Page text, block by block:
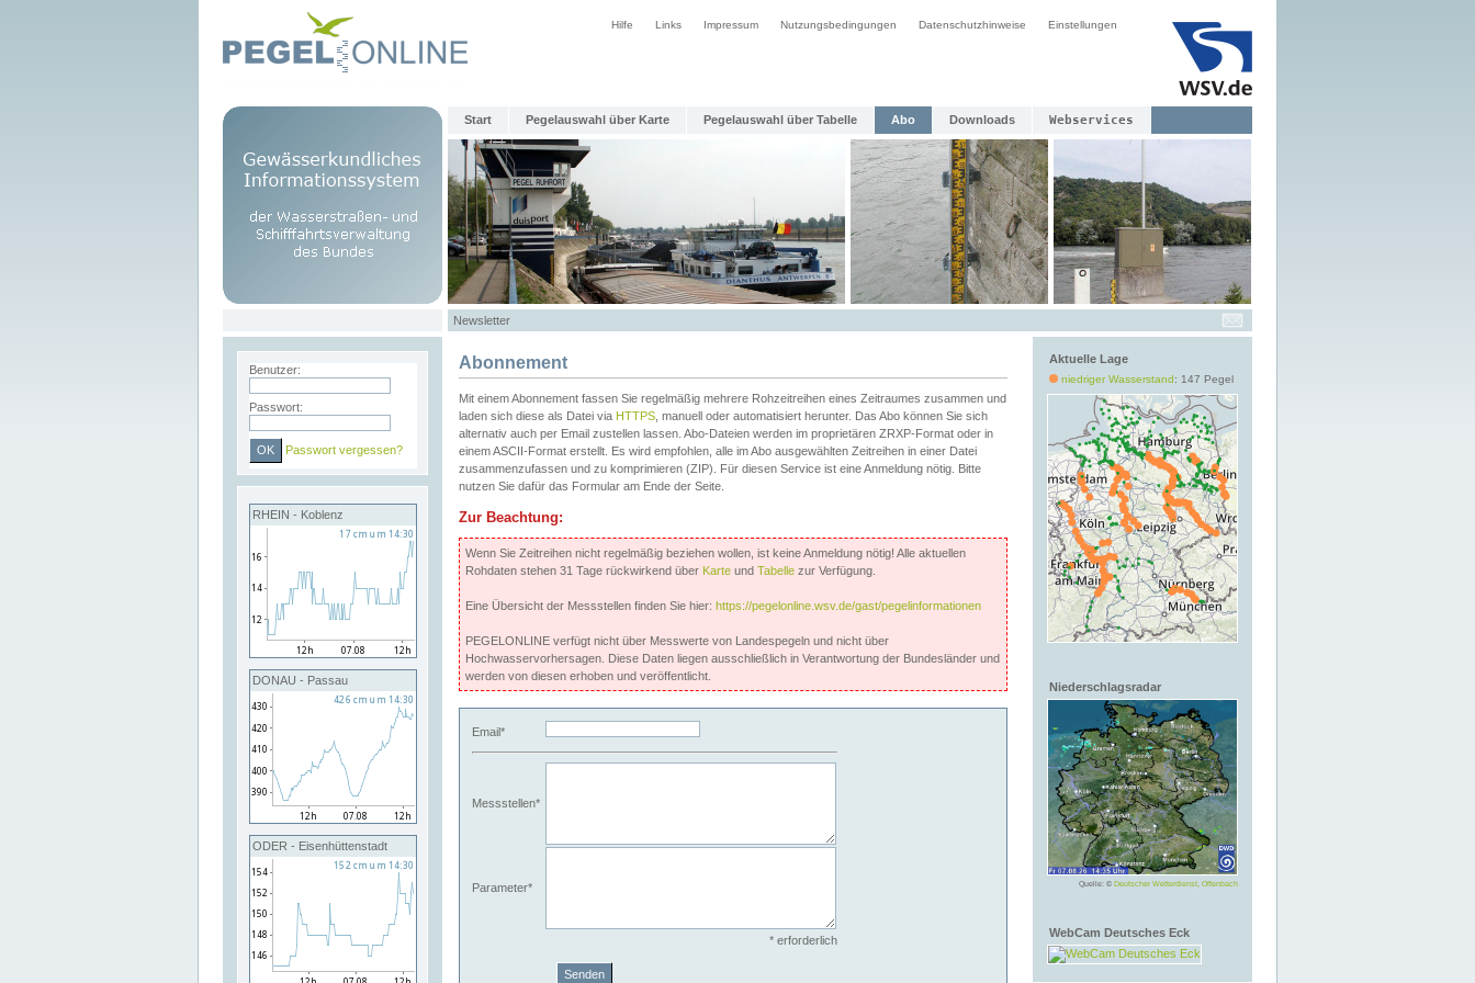
Hilfe Links Impressum Nutzungsbedingungen Datenschutzhinweise Einstellungen
Start Pegelauswahl über Karte Pegelauswahl über Tabelle Abo Downloads Webservices
Newsletter
Benutzer:
Passwort:
Passwort vergessen?
RHEIN - Koblenz
DONAU - Passau
ODER - Eisenhüttenstadt
Aktuelle Lage
niedriger Wasserstand: 147 Pegel
Niederschlagsradar
Quelle: © Deutscher Wetterdienst, Offenbach
WebCam Deutsches Eck
Abonnement
Mit einem Abonnement fassen Sie regelmäßig mehrere Rohzeitreihen eines Zeitraumes zusammen und
laden sich diese als Datei via HTTPS , manuell oder automatisiert herunter. Das Abo können Sie sich
alternativ auch per Email zustellen lassen. Abo-Dateien werden im proprietären ZRXP-Format oder in
einem ASCII-Format erstellt. Es wird empfohlen, alle im Abo ausgewählten Zeitreihen in einer Datei
zusammenzufassen und zu komprimieren (ZIP). Für diesen Service ist eine Anmeldung nötig. Bitte
nutzen Sie dafür das Formular am Ende der Seite.
Zur Beachtung:
Wenn Sie Zeitreihen nicht regelmäßig beziehen wollen, ist keine Anmeldung nötig! Alle aktuellen
Rohdaten stehen 31 Tage rückwirkend über Karte und Tabelle zur Verfügung.
Eine Übersicht der Messstellen finden Sie hier: https://pegelonline.wsv.de/gast/pegelinformationen
PEGELONLINE verfügt nicht über Messwerte von Landespegeln und nicht über
Hochwasservorhersagen. Diese Daten liegen ausschließlich in Verantwortung der Bundesländer und
werden von diesen erhoben und veröffentlicht.
Email*
Messstellen*
Parameter*
* erforderlich